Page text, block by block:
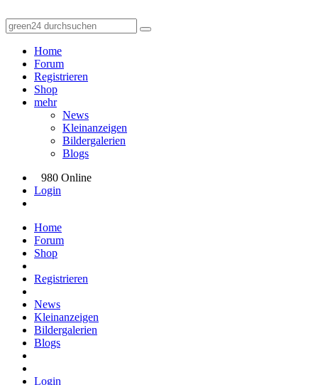
Home
Forum
Registrieren
Shop
mehr
News
Kleinanzeigen
Bildergalerien
Blogs
980 Online
Login
Home
Forum
Shop
Registrieren
News
Kleinanzeigen
Bildergalerien
Blogs
Login